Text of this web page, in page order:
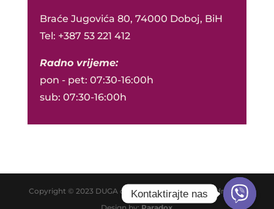
Braće Jugovića 80, 74000 Doboj, BiH
Tel: +387 53 221 412
Radno vrijeme:
pon - pet: 07:30-16:00h
sub: 07:30-16:00h
Copyright © 2023 DUGA d.o.o. - Doboj Sva prava zadržana |
Kontaktirajte nas